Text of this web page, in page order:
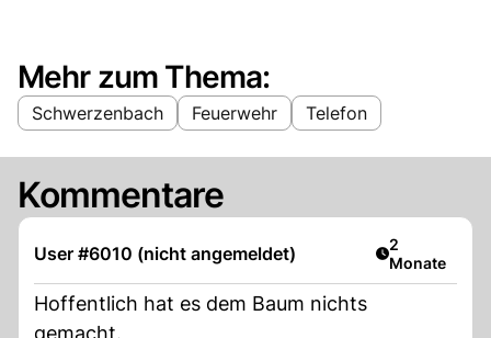
Mehr zum Thema:
Schwerzenbach Feuerwehr Telefon
Kommentare
User #6010 (nicht angemeldet) Artikel
2
Monate
Hoffentlich hat es dem Baum nichts
gemacht.